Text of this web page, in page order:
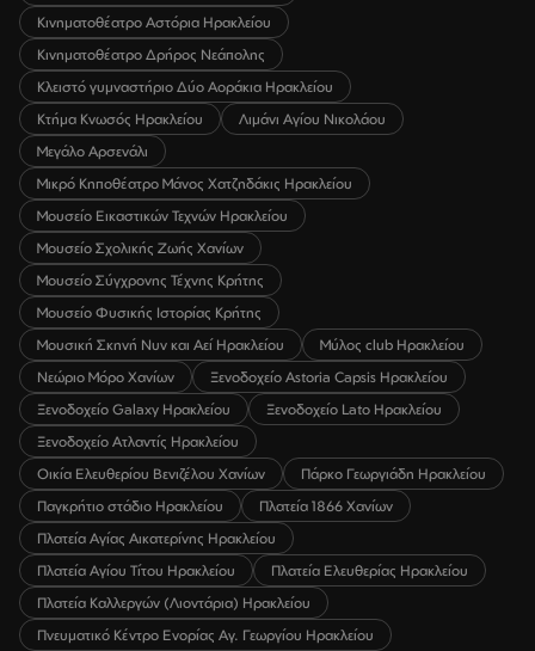
Κινηματοθέατρο Αστόρια Ηρακλείου
Κινηματοθέατρο Δρήρος Νεάπολης
Κλειστό γυμναστήριο Δύο Αοράκια Ηρακλείου
Κτήμα Κνωσός Ηρακλείου
Λιμάνι Αγίου Νικολάου
Μεγάλο Αρσενάλι
Μικρό Κηποθέατρο Μάνος Χατζηδάκις Ηρακλείου
Μουσείο Εικαστικών Τεχνών Ηρακλείου
Μουσείο Σχολικής Ζωής Χανίων
Μουσείο Σύγχρονης Τέχνης Κρήτης
Μουσείο Φυσικής Ιστορίας Κρήτης
Μουσική Σκηνή Νυν και Αεί Ηρακλείου
Μύλος club Ηρακλείου
Νεώριο Μόρο Χανίων
Ξενοδοχείο Astoria Capsis Ηρακλείου
Ξενοδοχείο Galaxy Ηρακλείου
Ξενοδοχείο Lato Ηρακλείου
Ξενοδοχείο Ατλαντίς Ηρακλείου
Οικία Ελευθερίου Βενιζέλου Χανίων
Πάρκο Γεωργιάδη Ηρακλείου
Παγκρήτιο στάδιο Ηρακλείου
Πλατεία 1866 Χανίων
Πλατεία Αγίας Αικατερίνης Ηρακλείου
Πλατεία Αγίου Τίτου Ηρακλείου
Πλατεία Ελευθερίας Ηρακλείου
Πλατεία Καλλεργών (Λιοντάρια) Ηρακλείου
Πνευματικό Κέντρο Ενορίας Αγ. Γεωργίου Ηρακλείου